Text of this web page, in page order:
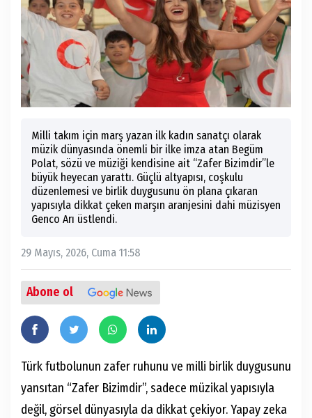
Milli takım için marş yazan ilk kadın sanatçı olarak
müzik dünyasında önemli bir ilke imza atan Begüm
Polat, sözü ve müziği kendisine ait “Zafer Bizimdir”le
büyük heyecan yarattı. Güçlü altyapısı, coşkulu
düzenlemesi ve birlik duygusunu ön plana çıkaran
yapısıyla dikkat çeken marşın aranjesini dahi müzisyen
Genco Arı üstlendi.
29 Mayıs, 2026, Cuma 11:58
Abone ol
Türk futbolunun zafer ruhunu ve milli birlik duygusunu
yansıtan “Zafer Bizimdir”, sadece müzikal yapısıyla
değil, görsel dünyasıyla da dikkat çekiyor. Yapay zeka